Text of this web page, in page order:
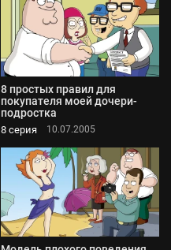
8 простых правил для
покупателя моей дочери-
подростка
8 серия 10.07.2005